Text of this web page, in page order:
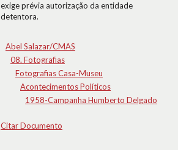
exige prévia autorização da entidade
detentora.
Abel Salazar/CMAS
08. Fotografias
Fotografias Casa-Museu
Acontecimentos Políticos
1958-Campanha Humberto Delgado
Citar Documento